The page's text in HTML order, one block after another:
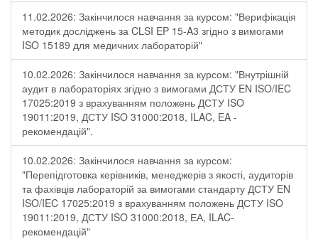
11.02.2026: Закінчилося навчання за курсом: "Верифікація
методик досліджень за CLSI EP 15-A3 згідно з вимогами
ISO 15189 для медичних лабораторій"
10.02.2026: Закінчилося навчання за курсом: "Внутрішній
аудит в лабораторіях згідно з вимогами ДСТУ EN ISO/IEC
17025:2019 з врахуванням положень ДСТУ ISO
19011:2019, ДСТУ ISO 31000:2018, ILAC, EA -
рекомендацій".
10.02.2026: Закінчилося навчання за курсом:
"Перепідготовка керівників, менеджерів з якості, аудиторів
та фахівців лабораторій за вимогами стандарту ДСТУ EN
ISO/IEC 17025:2019 з врахуванням положень ДСТУ ISO
19011:2019, ДСТУ ISO 31000:2018, ЕА, ILAC-
рекомендацій"